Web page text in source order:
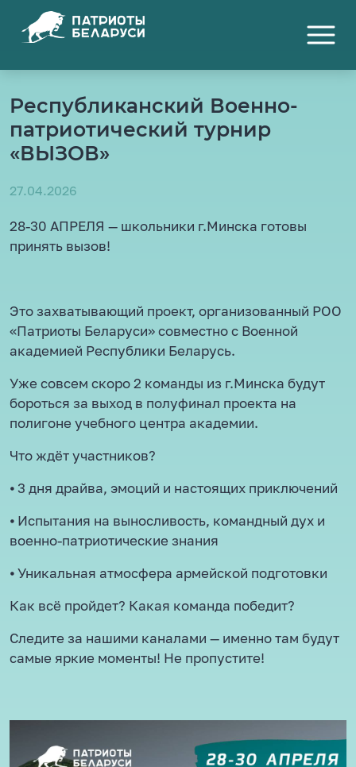
Республиканский Военно-
патриотический турнир
«ВЫЗОВ»
27.04.2026
28-30 АПРЕЛЯ — школьники г.Минска готовы
принять вызов!
Это захватывающий проект, организованный РОО
«Патриоты Беларуси» совместно с Военной
академией Республики Беларусь.
Уже совсем скоро 2 команды из г.Минска будут
бороться за выход в полуфинал проекта на
полигоне учебного центра академии.
Что ждёт участников?
⦁ 3 дня драйва, эмоций и настоящих приключений
⦁ Испытания на выносливость, командный дух и
военно-патриотические знания
⦁ Уникальная атмосфера армейской подготовки
Как всё пройдет? Какая команда победит?
Следите за нашими каналами — именно там будут
самые яркие моменты! Не пропустите!